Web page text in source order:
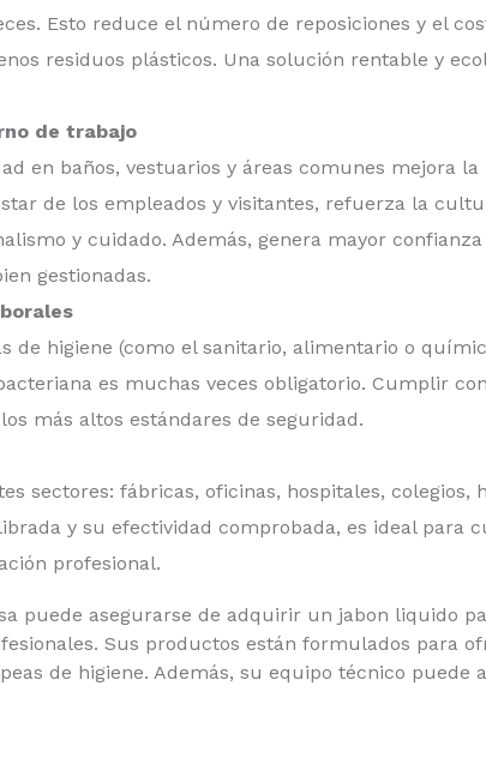
Esto reduce el número de reposiciones y el
residuos plásticos. Una solución rentable y
de trabajo
en baños, vestuarios y áreas comunes mejora
de los empleados y visitantes, refuerza la
y cuidado. Además, genera mayor
gestionadas.
de higiene (como el sanitario, alimentario o
es muchas veces obligatorio. Cumplir
más altos estándares de seguridad.
sectores: fábricas, oficinas, hospitales, colegios,
y su efectividad comprobada, es ideal para
profesional.
puede asegurarse de adquirir un jabon liquido
Sus productos están formulados para
de higiene. Además, su equipo técnico puede